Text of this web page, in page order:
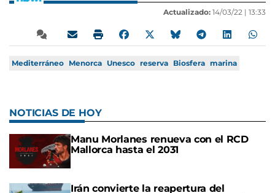
Actualizado: 14/03/22 | 13:33
Mediterráneo Menorca Unesco reserva Biosfera marina
NOTICIAS DE HOY
Manu Morlanes renueva con el RCD
Mallorca hasta el 2031
Irán convierte la reapertura del